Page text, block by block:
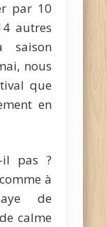
par 10
autres
saison
nous
que
en
il pas ?
à
de
calme